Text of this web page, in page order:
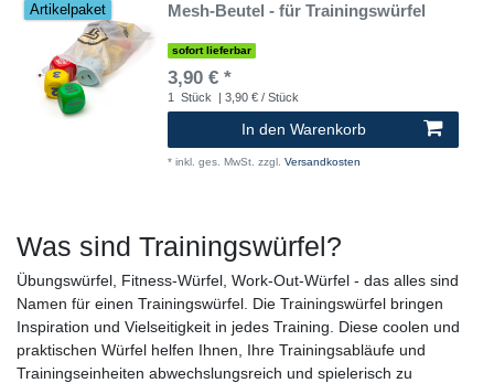
Artikelpaket Mesh-Beutel - für Trainingswürfel
sofort lieferbar
3,90 € *
1 Stück | 3,90 € / Stück
In den Warenkorb
* inkl. ges. MwSt. zzgl. Versandkosten
Was sind Trainingswürfel?
Übungswürfel, Fitness-Würfel, Work-Out-Würfel - das alles sind
Namen für einen Trainingswürfel. Die Trainingswürfel bringen
Inspiration und Vielseitigkeit in jedes Training. Diese coolen und
praktischen Würfel helfen Ihnen, Ihre Trainingsabläufe und
Trainingseinheiten abwechslungsreich und spielerisch zu